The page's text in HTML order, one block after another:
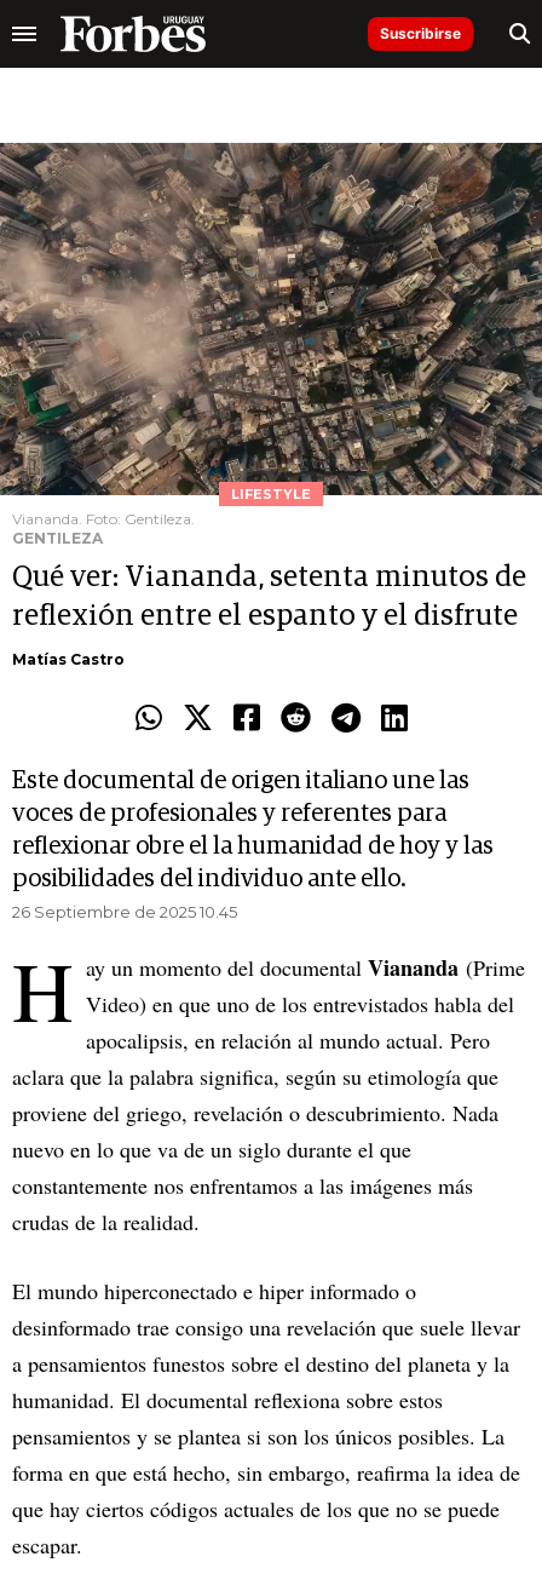
Suscribirse
LIFESTYLE
Viananda. Foto: Gentileza.
GENTILEZA
Qué ver: Viananda, setenta minutos de
reflexión entre el espanto y el disfrute
Matías Castro
Este documental de origen italiano une las
voces de profesionales y referentes para
reflexionar obre el la humanidad de hoy y las
posibilidades del individuo ante ello.
26 Septiembre de 2025 10.45
H ay un momento del documental Viananda (Prime
Video) en que uno de los entrevistados habla del
apocalipsis, en relación al mundo actual. Pero
aclara que la palabra significa, según su etimología que
proviene del griego, revelación o descubrimiento. Nada
nuevo en lo que va de un siglo durante el que
constantemente nos enfrentamos a las imágenes más
crudas de la realidad.
El mundo hiperconectado e hiper informado o
desinformado trae consigo una revelación que suele llevar
a pensamientos funestos sobre el destino del planeta y la
humanidad. El documental reflexiona sobre estos
pensamientos y se plantea si son los únicos posibles. La
forma en que está hecho, sin embargo, reafirma la idea de
que hay ciertos códigos actuales de los que no se puede
escapar.